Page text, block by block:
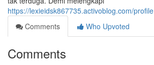
https://lexieidsk867735.activoblog.com/profile
Comments
Who Upvoted
Comments